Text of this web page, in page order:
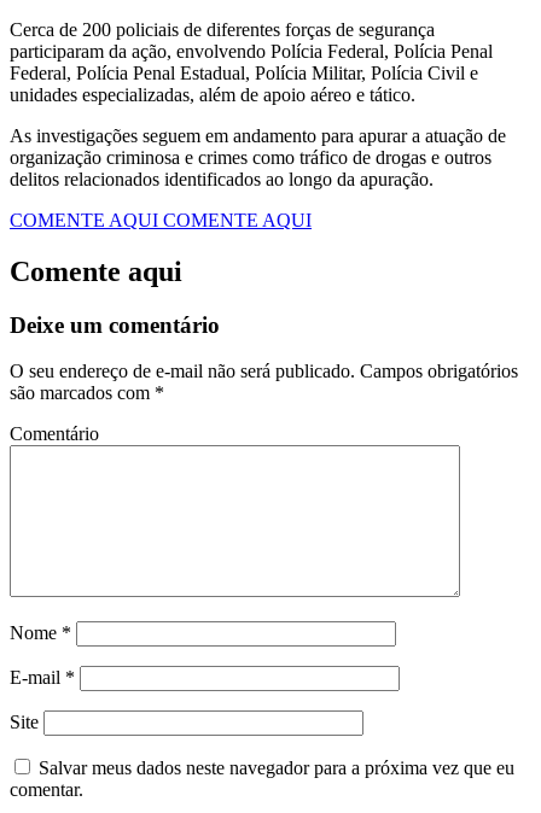
Cerca de 200 policiais de diferentes forças de segurança
participaram da ação, envolvendo Polícia Federal, Polícia Penal
Federal, Polícia Penal Estadual, Polícia Militar, Polícia Civil e
unidades especializadas, além de apoio aéreo e tático.
As investigações seguem em andamento para apurar a atuação de
organização criminosa e crimes como tráfico de drogas e outros
delitos relacionados identificados ao longo da apuração.
COMENTE AQUI COMENTE AQUI
Comente aqui
Deixe um comentário
O seu endereço de e-mail não será publicado. Campos obrigatórios
são marcados com *
Comentário
Nome *
E-mail *
Site
Salvar meus dados neste navegador para a próxima vez que eu
comentar.